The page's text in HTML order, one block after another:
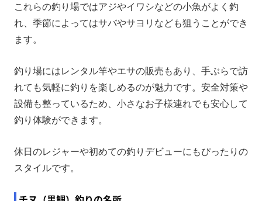
これらの釣り場ではアジやイワシなどの小魚がよく釣
れ、季節によってはサバやサヨリなども狙うことができ
ます。
釣り場にはレンタル竿やエサの販売もあり、手ぶらで訪
れても気軽に釣りを楽しめるのが魅力です。安全対策や
設備も整っているため、小さなお子様連れでも安心して
釣り体験ができます。
休日のレジャーや初めての釣りデビューにもぴったりの
スタイルです。